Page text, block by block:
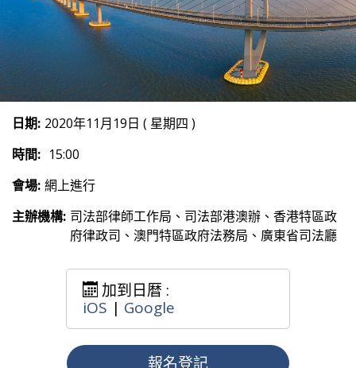
日期: 2020年11月19日 ( 星期四 )
時間: 15:00
會場: 網上進行
主辦機構: 司法部律師工作局、司法部港澳辦、香港特區政
府律政司、澳門特區政府法務局、廣東省司法廳
加到日暦 :
iOS | Google
報名登記